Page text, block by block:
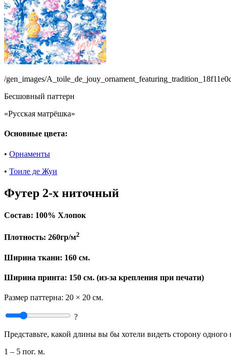
/gen_images/
Бесшовный паттерн
«Русская матрёшка»
Основные цвета:
• Орнаменты
• Тоиле де Жуи
Футер 2-х ниточный
Состав: 100% Хлопок
Плотность: 260гр/м2
Ширина ткани: 160 см.
Ширина принта: 150 см. (из-за крепления при печати)
Размер паттерна: 20 × 20 см.
?
Представьте, какой длины вы бы хотели видеть сторону одного
1 – 5 пог. м.